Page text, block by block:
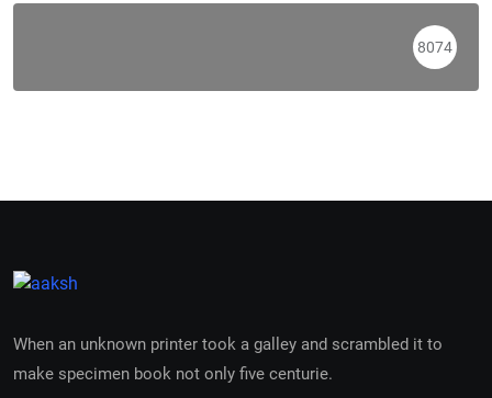
8074
When an unknown printer took a galley and scrambled it to
make specimen book not only five centurie.